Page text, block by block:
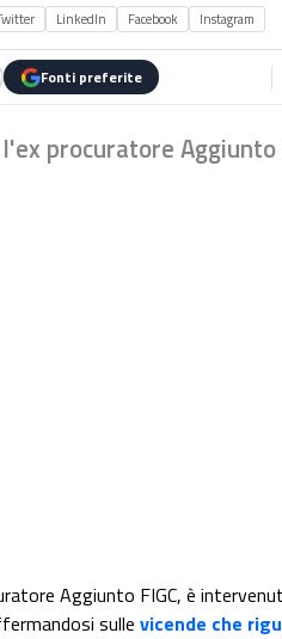
LinkedIn Facebook Instagram
Fonti preferite
procuratore Aggiunto
Aggiunto FIGC, è
sulle vicende che